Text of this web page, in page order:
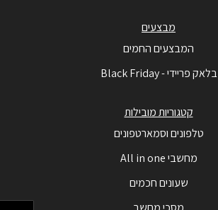
מבצעים
המבצעים החמים
בלאק פריידי - Black Friday
קטגוריות מובילות
טלפונים וסמארטפונים
מחשבי All in one
שעונים חכמים